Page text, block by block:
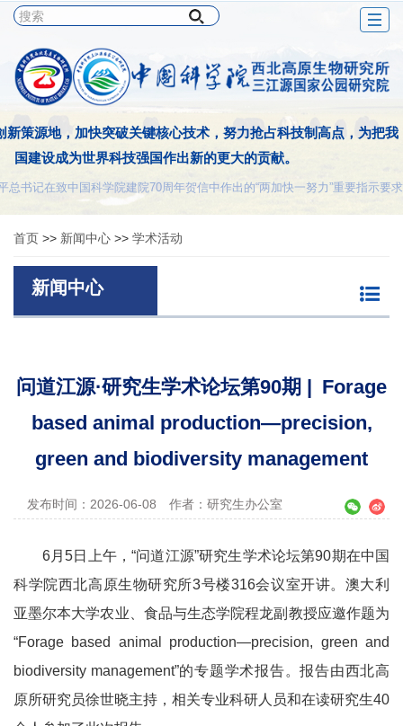
新策源地，加快突破关键核心技术，努力抢占科技制高点，为把我
国建设成为世界科技强国作出新的更大的贡献。
书记在致中国科学院建院70周年贺信中作出的“两加快一努力”重要指示要求
首页 >> 新闻中心 >> 学术活动
新闻中心
问道江源·研究生学术论坛第90期 | Forage
based animal production—precision,
green and biodiversity management
发布时间：2026-06-08 作者：研究生办公室
6月5日上午，“问道江源”研究生学术论坛第90期在中国
科学院西北高原生物研究所3号楼316会议室开讲。澳大利
亚墨尔本大学农业、食品与生态学院程龙副教授应邀作题为
“Forage based animal production—precision, green and
biodiversity management”的专题学术报告。报告由西北高
原所研究员徐世晓主持，相关专业科研人员和在读研究生40